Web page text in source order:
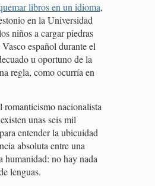
libros en un idioma,
en la Universidad
niños a cargar piedras
español durante el
u oportuno de la
regla, como ocurría en
romanticismo nacionalista
unas seis mil
entender la ubicuidad
absoluta entre una
humanidad: no hay nada
lenguas.